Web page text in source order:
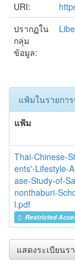
URI:
ปรากฏใน
กลุ่ม
ข้อมูล:
แฟ้มในรายกา
แฟ้ม
Thai-Chinese-
ents'-Lifestyle-
ase-Study-of-
nonthaburi-
l.pdf
Restricted
แสดงระเบียนร